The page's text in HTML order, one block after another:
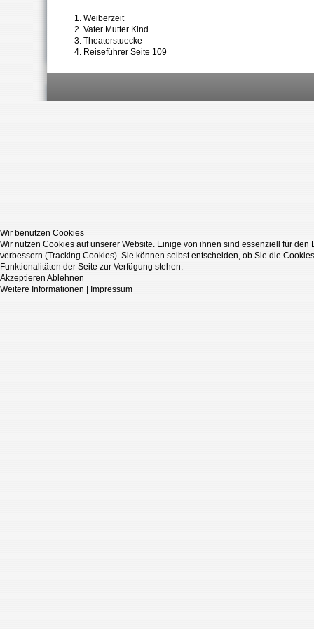
Weiberzeit
Vater Mutter Kind
Theaterstuecke
Reiseführer Seite 109
Wir benutzen Cookies
Wir nutzen Cookies auf unserer Website. Einige von ihnen sind essenziell für
verbessern (Tracking Cookies). Sie können selbst entscheiden, ob Sie die
Funktionalitäten der Seite zur Verfügung stehen.
Akzeptieren Ablehnen
Weitere Informationen
Impressum